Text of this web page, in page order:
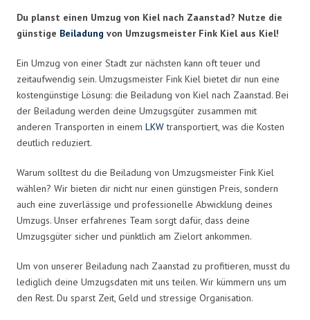
Du planst einen Umzug von Kiel nach Zaanstad? Nutze die
günstige Beiladung von Umzugsmeister Fink Kiel aus Kiel!
Ein Umzug von einer Stadt zur nächsten kann oft teuer und
zeitaufwendig sein. Umzugsmeister Fink Kiel bietet dir nun eine
kostengünstige Lösung: die Beiladung von Kiel nach Zaanstad. Bei
der Beiladung werden deine Umzugsgüter zusammen mit
anderen Transporten in einem LKWtransportiert, was die Kosten
deutlich reduziert.
Warum solltest du die Beiladung von Umzugsmeister Fink Kiel
wählen? Wir bieten dir nicht nur einen günstigen Preis, sondern
auch eine zuverlässige und professionelle Abwicklung deines
Umzugs. Unser erfahrenes Team sorgt dafür, dass deine
Umzugsgüter sicher und pünktlich am Zielort ankommen.
Um von unserer Beiladung nach Zaanstad zu profitieren, musst du
lediglich deine Umzugsdaten mit uns teilen. Wir kümmern uns um
den Rest. Du sparst Zeit, Geld und stressige Organisation.